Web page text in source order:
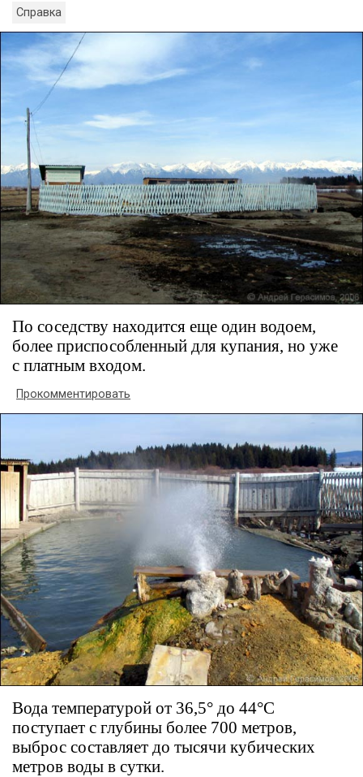
Справка
По соседству находится еще один водоем,
более приспособленный для купания, но уже
с платным входом.
Прокомментировать
Вода температурой от 36,5° до 44°С
поступает с глубины более 700 метров,
выброс составляет до тысячи кубических
метров воды в сутки.